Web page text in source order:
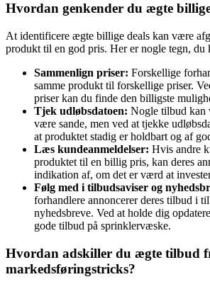
Hvordan genkender du ægte
At identificere ægte billige deals kan være
produkt til en god pris. Her er nogle tegn, du
Sammenlign priser: Forskellige
samme produkt til forskellige priser.
priser kan du finde den billigste
Tjek udløbsdatoen: Nogle tilbud kan
være sande, men ved at tjekke
at produktet stadig er holdbart og af
Læs kundeanmeldelser: Hvis andre
produktet til en billig pris, kan deres
indikation af, om det er værd at
Følg med i tilbudsaviser og
forhandlere annoncerer deres tilbud i
nyhedsbreve. Ved at holde dig
gode tilbud på sprinklervæske.
Hvordan adskiller du ægte tilbud
markedsføringstricks?